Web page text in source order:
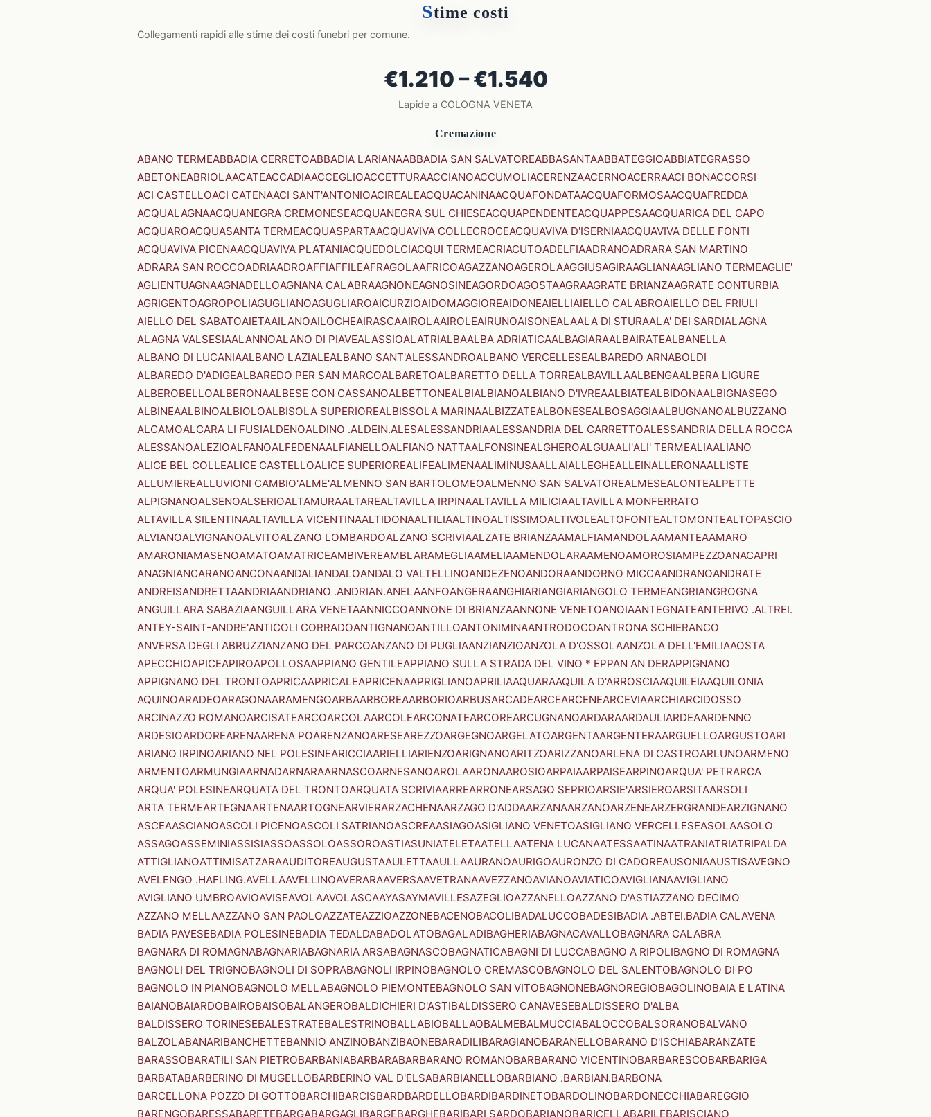
Stime costi
Collegamenti rapidi alle stime dei costi funebri per comune.
€1.210 – €1.540
Lapide a COLOGNA VENETA
Cremazione
ABANO TERMEABBADIA CERRETOABBADIA LARIANAABBADIA SAN SALVATOREABBASANTAABBATEGGIOABBIATEGRASSO
ABETONEABRIOLAACATEACCADIAACCEGLIOACCETTURAACCIANOACCUMOLIACERENZAACERNOACERRAACI BONACCORSI
ACI CASTELLOACI CATENAACI SANT'ANTONIOACIREALEACQUACANINAACQUAFONDATAACQUAFORMOSAACQUAFREDDA
ACQUALAGNAACQUANEGRA CREMONESEACQUANEGRA SUL CHIESEACQUAPENDENTEACQUAPPESAACQUARICA DEL CAPO
ACQUAROACQUASANTA TERMEACQUASPARTAACQUAVIVA COLLECROCEACQUAVIVA D'ISERNIAACQUAVIVA DELLE FONTI
ACQUAVIVA PICENAACQUAVIVA PLATANIACQUEDOLCIACQUI TERMEACRIACUTOADELFIAADRANOADRARA SAN MARTINO
ADRARA SAN ROCCOADRIAADROAFFIAFFILEAFRAGOLAAFRICOAGAZZANOAGEROLAAGGIUSAGIRAAGLIANAAGLIANO TERMEAGLIE'
AGLIENTUAGNAAGNADELLOAGNANA CALABRAAGNONEAGNOSINEAGORDOAGOSTAAGRAAGRATE BRIANZAAGRATE CONTURBIA
AGRIGENTOAGROPOLIAGUGLIANOAGUGLIAROAICURZIOAIDOMAGGIOREAIDONEAIELLIAIELLO CALABROAIELLO DEL FRIULI
AIELLO DEL SABATOAIETAAILANOAILOCHEAIRASCAAIROLAAIROLEAIRUNOAISONEALAALA DI STURAALA' DEI SARDIALAGNA
ALAGNA VALSESIAALANNOALANO DI PIAVEALASSIOALATRIALBAALBA ADRIATICAALBAGIARAALBAIRATEALBANELLA
ALBANO DI LUCANIAALBANO LAZIALEALBANO SANT'ALESSANDROALBANO VERCELLESEALBAREDO ARNABOLDI
ALBAREDO D'ADIGEALBAREDO PER SAN MARCOALBARETOALBARETTO DELLA TORREALBAVILLAALBENGAALBERA LIGURE
ALBEROBELLOALBERONAALBESE CON CASSANOALBETTONEALBIALBIANOALBIANO D'IVREAALBIATEALBIDONAALBIGNASEGO
ALBINEAALBINOALBIOLOALBISOLA SUPERIOREALBISSOLA MARINAALBIZZATEALBONESEALBOSAGGIAALBUGNANOALBUZZANO
ALCAMOALCARA LI FUSIALDENOALDINO .ALDEIN.ALESALESSANDRIAALESSANDRIA DEL CARRETTOALESSANDRIA DELLA ROCCA
ALESSANOALEZIOALFANOALFEDENAALFIANELLOALFIANO NATTAALFONSINEALGHEROALGUAALI'ALI' TERMEALIAALIANO
ALICE BEL COLLEALICE CASTELLOALICE SUPERIOREALIFEALIMENAALIMINUSAALLAIALLEGHEALLEINALLERONAALLISTE
ALLUMIEREALLUVIONI CAMBIO'ALME'ALMENNO SAN BARTOLOMEOALMENNO SAN SALVATOREALMESEALONTEALPETTE
ALPIGNANOALSENOALSERIOALTAMURAALTAREALTAVILLA IRPINAALTAVILLA MILICIAALTAVILLA MONFERRATO
ALTAVILLA SILENTINAALTAVILLA VICENTINAALTIDONAALTILIAALTINOALTISSIMOALTIVOLEALTOFONTEALTOMONTEALTOPASCIO
ALVIANOALVIGNANOALVITOALZANO LOMBARDOALZANO SCRIVIAALZATE BRIANZAAMALFIAMANDOLAAMANTEAAMARO
AMARONIAMASENOAMATOAMATRICEAMBIVEREAMBLARAMEGLIAAMELIAAMENDOLARAAMENOAMOROSIAMPEZZOANACAPRI
ANAGNIANCARANOANCONAANDALIANDALOANDALO VALTELLINOANDEZENOANDORAANDORNO MICCAANDRANOANDRATE
ANDREISANDRETTAANDRIAANDRIANO .ANDRIAN.ANELAANFOANGERAANGHIARIANGIARIANGOLO TERMEANGRIANGROGNA
ANGUILLARA SABAZIAANGUILLARA VENETAANNICCOANNONE DI BRIANZAANNONE VENETOANOIAANTEGNATEANTERIVO .ALTREI.
ANTEY-SAINT-ANDRE'ANTICOLI CORRADOANTIGNANOANTILLOANTONIMINAANTRODOCOANTRONA SCHIERANCO
ANVERSA DEGLI ABRUZZIANZANO DEL PARCOANZANO DI PUGLIAANZIANZIOANZOLA D'OSSOLAANZOLA DELL'EMILIAAOSTA
APECCHIOAPICEAPIROAPOLLOSAAPPIANO GENTILEAPPIANO SULLA STRADA DEL VINO * EPPAN AN DERAPPIGNANO
APPIGNANO DEL TRONTOAPRICAAPRICALEAPRICENAAPRIGLIANOAPRILIAAQUARAAQUILA D'ARROSCIAAQUILEIAAQUILONIA
AQUINOARADEOARAGONAARAMENGOARBAARBOREAARBORIOARBUSARCADEARCEARCENEARCEVIAARCHIARCIDOSSO
ARCINAZZO ROMANOARCISATEARCOARCOLAARCOLEARCONATEARCOREARCUGNANOARDARAARDAULIARDEAARDENNO
ARDESIOARDOREARENAARENA POARENZANOARESEAREZZOARGEGNOARGELATOARGENTAARGENTERAARGUELLOARGUSTOARI
ARIANO IRPINOARIANO NEL POLESINEARICCIAARIELLIARIENZOARIGNANOARITZOARIZZANOARLENA DI CASTROARLUNOARMENO
ARMENTOARMUNGIAARNADARNARAARNASCOARNESANOAROLAARONAAROSIOARPAIAARPAISEARPINOARQUA' PETRARCA
ARQUA' POLESINEARQUATA DEL TRONTOARQUATA SCRIVIAARREARRONEARSAGO SEPRIOARSIE'ARSIEROARSITAARSOLI
ARTA TERMEARTEGNAARTENAARTOGNEARVIERARZACHENAARZAGO D'ADDAARZANAARZANOARZENEARZERGRANDEARZIGNANO
ASCEAASCIANOASCOLI PICENOASCOLI SATRIANOASCREAASIAGOASIGLIANO VENETOASIGLIANO VERCELLESEASOLAASOLO
ASSAGOASSEMINIASSISIASSOASSOLOASSOROASTIASUNIATELETAATELLAATENA LUCANAATESSAATINAATRANIATRIATRIPALDA
ATTIGLIANOATTIMISATZARAAUDITOREAUGUSTAAULETTAAULLAAURANOAURIGOAURONZO DI CADOREAUSONIAAUSTISAVEGNO
AVELENGO .HAFLING.AVELLAAVELLINOAVERARAAVERSAAVETRANAAVEZZANOAVIANOAVIATICOAVIGLIANAAVIGLIANO
AVIGLIANO UMBROAVIOAVISEAVOLAAVOLASCAAYASAYMAVILLESAZEGLIOAZZANELLOAZZANO D'ASTIAZZANO DECIMO
AZZANO MELLAAZZANO SAN PAOLOAZZATEAZZIOAZZONEBACENOBACOLIBADALUCCOBADESIBADIA .ABTEI.BADIA CALAVENA
BADIA PAVESEBADIA POLESINEBADIA TEDALDABADOLATOBAGALADIBAGHERIABAGNACAVALLOBAGNARA CALABRA
BAGNARA DI ROMAGNABAGNARIABAGNARIA ARSABAGNASCOBAGNATICABAGNI DI LUCCABAGNO A RIPOLIBAGNO DI ROMAGNA
BAGNOLI DEL TRIGNOBAGNOLI DI SOPRABAGNOLI IRPINOBAGNOLO CREMASCOBAGNOLO DEL SALENTOBAGNOLO DI PO
BAGNOLO IN PIANOBAGNOLO MELLABAGNOLO PIEMONTEBAGNOLO SAN VITOBAGNONEBAGNOREGIOBAGOLINOBAIA E LATINA
BAIANOBAIARDOBAIROBAISOBALANGEROBALDICHIERI D'ASTIBALDISSERO CANAVESEBALDISSERO D'ALBA
BALDISSERO TORINESEBALESTRATEBALESTRINOBALLABIOBALLAOBALMEBALMUCCIABALOCCOBALSORANOBALVANO
BALZOLABANARIBANCHETTEBANNIO ANZINOBANZIBAONEBARADILIBARAGIANOBARANELLOBARANO D'ISCHIABARANZATE
BARASSOBARATILI SAN PIETROBARBANIABARBARABARBARANO ROMANOBARBARANO VICENTINOBARBARESCOBARBARIGA
BARBATABARBERINO DI MUGELLOBARBERINO VAL D'ELSABARBIANELLOBARBIANO .BARBIAN.BARBONA
BARCELLONA POZZO DI GOTTOBARCHIBARCISBARDBARDELLOBARDIBARDINETOBARDOLINOBARDONECCHIABAREGGIO
BARENGOBARESSABARETEBARGABARGAGLIBARGEBARGHEBARIBARI SARDOBARIANOBARICELLABARILEBARISCIANO